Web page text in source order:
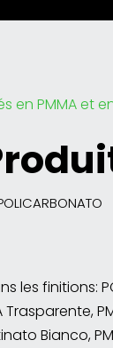
en PMMA et
les finitions:
Trasparente,
Bianco,